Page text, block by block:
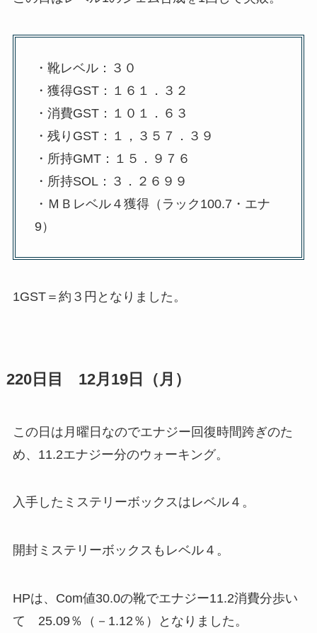
・靴レベル：３０
・獲得GST：１６１．３２
・消費GST：１０１．６３
・残りGST：１，３５７．３９
・所持GMT：１５．９７６
・所持SOL：３．２６９９
・ＭＢレベル４獲得（ラック100.7・エナ
9）
1GST＝約３円となりました。
220日目 12月19日（月）
この日は月曜日なのでエナジー回復時間跨ぎのた
め、11.2エナジー分のウォーキング。
入手したミステリーボックスはレベル４。
開封ミステリーボックスもレベル４。
HPは、Com値30.0の靴でエナジー11.2消費分歩い
て 25.09％（－1.12％）となりました。